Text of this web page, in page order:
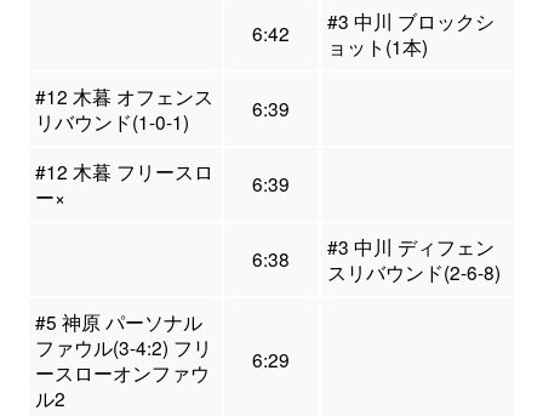
6:42
#3 中川 ブロックシ
ョット(1本)
#12 木暮 オフェンス
リバウンド(1-0-1)
6:39
#12 木暮 フリースロ
ー×
6:39
6:38
#3 中川 ディフェン
スリバウンド(2-6-8)
#5 神原 パーソナル
ファウル(3-4:2) フリ
ースローオンファウ
ル2
6:29